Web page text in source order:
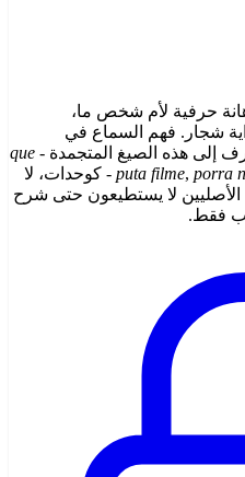
حرفية لأم شخص ما،
شجار. فهم السماع في
que
puta filme, porra
- كوحدات، لا
لا يستطيعون حتى شرح
فقط.